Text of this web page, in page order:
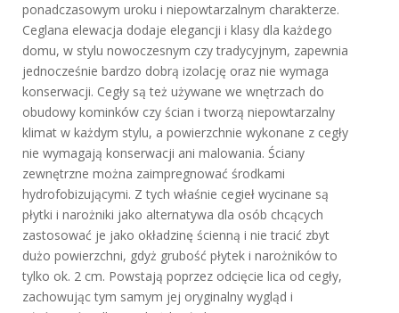
ponadczasowym uroku i niepowtarzalnym charakterze.
Ceglana elewacja dodaje elegancji i klasy dla każdego
domu, w stylu nowoczesnym czy tradycyjnym, zapewnia
jednocześnie bardzo dobrą izolację oraz nie wymaga
konserwacji. Cegły są też używane we wnętrzach do
obudowy kominków czy ścian i tworzą niepowtarzalny
klimat w każdym stylu, a powierzchnie wykonane z cegły
nie wymagają konserwacji ani malowania. Ściany
zewnętrzne można zaimpregnować środkami
hydrofobizującymi. Z tych właśnie cegieł wycinane są
płytki i narożniki jako alternatywa dla osób chcących
zastosować je jako okładzinę ścienną i nie tracić zbyt
dużo powierzchni, gdyż grubość płytek i narożników to
tylko ok. 2 cm. Powstają poprzez odcięcie lica od cegły,
zachowując tym samym jej oryginalny wygląd i